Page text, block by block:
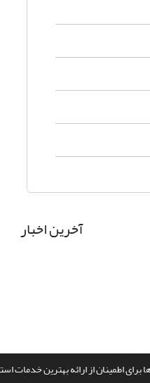
اطمینان از ارائه بهترین خدمات
آخرین اخبار
علمی.طراحی و پیاده سازی ازسیناوب